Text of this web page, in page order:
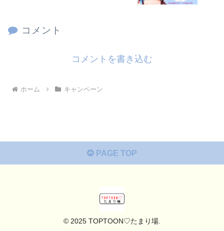
コメント
コメントを書き込む
ホーム キャンペーン
PAGE TOP
© 2025 TOPTOON♡たまり場.